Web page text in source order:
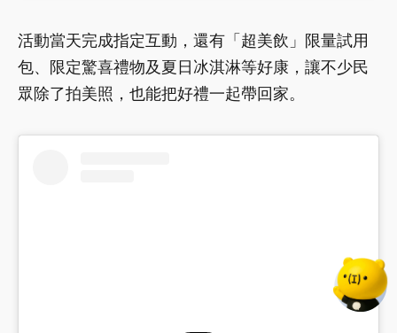
活動當天完成指定互動，還有「超美飲」限量試用
包、限定驚喜禮物及夏日冰淇淋等好康，讓不少民
眾除了拍美照，也能把好禮一起帶回家。